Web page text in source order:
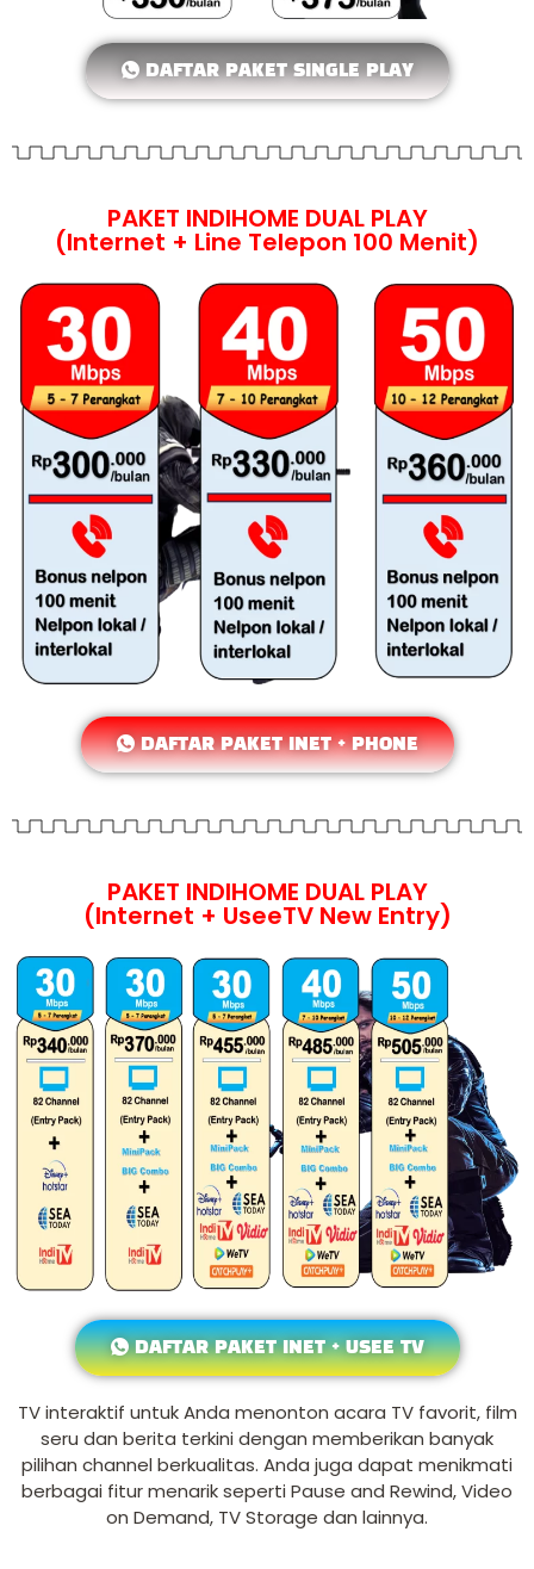
DAFTAR PAKET SINGLE PLAY
PAKET INDIHOME DUAL PLAY
(Internet + Line Telepon 100 Menit)
DAFTAR PAKET INET + PHONE
PAKET INDIHOME DUAL PLAY
(Internet + UseeTV New Entry)
DAFTAR PAKET INET + USEE TV
TV interaktif untuk Anda menonton acara TV favorit, film
seru dan berita terkini dengan memberikan banyak
pilihan channel berkualitas. Anda juga dapat menikmati
berbagai fitur menarik seperti Pause and Rewind, Video
on Demand, TV Storage dan lainnya.